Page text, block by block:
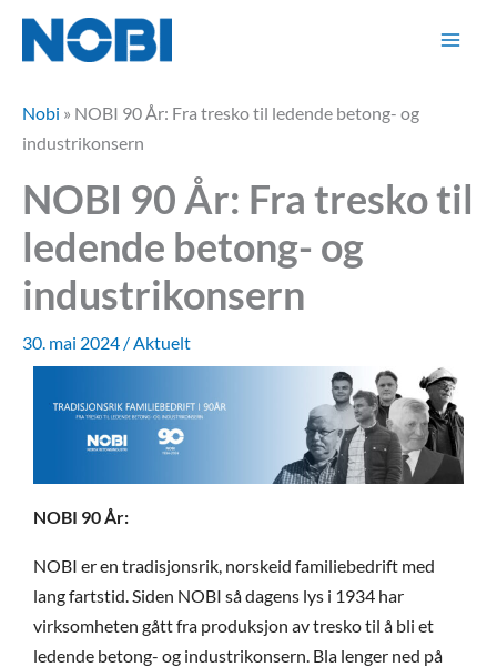
Hopp
innholdet
Nobi » NOBI 90 År: Fra tresko til ledende betong- og
industrikonsern
NOBI 90 År: Fra tresko til
ledende betong- og
industrikonsern
30. mai 2024 /Aktuelt
NOBI 90 År:
NOBI er en tradisjonsrik, norskeid familiebedrift med
lang fartstid. Siden NOBI så dagens lys i 1934 har
virksomheten gått fra produksjon av tresko til å bli et
ledende betong- og industrikonsern. Bla lenger ned på